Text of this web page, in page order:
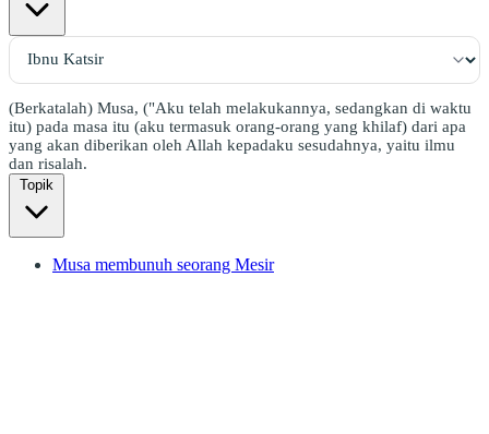
(Berkatalah) Musa, ("Aku telah melakukannya, sedangkan di waktu
itu) pada masa itu (aku termasuk orang-orang yang khilaf) dari apa
yang akan diberikan oleh Allah kepadaku sesudahnya, yaitu ilmu
dan risalah.
Topik
Musa membunuh seorang Mesir